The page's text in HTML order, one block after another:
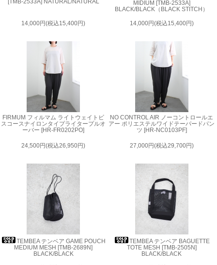
14,000円(税込15,400円)
MIDIUM [TMB-2533A]
BLACK/BLACK（BLACK STITCH）
14,000円(税込15,400円)
FIRMUM フィルマム ライトウェイトビ
スコースナイロンタイプライタープルオ
ーバー [HR-FR0202PO]
24,500円(税込26,950円)
NO CONTROL AIR ノーコントロールエ
アー ポリエステルワイドテーパードパン
ツ [HR-NC0103PF]
27,000円(税込29,700円)
TEMBEA テンベア GAME POUCH
MEDIUM MESH [TMB-2689N]
BLACK/BLACK
TEMBEA テンベア BAGUETTE
TOTE MESH [TMB-2505N]
BLACK/BLACK